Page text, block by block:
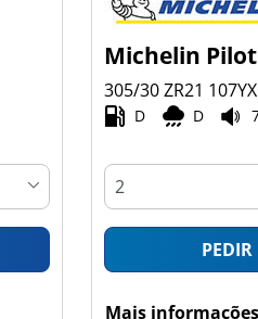
Michelin Pilot
305/30 ZR21 107Y
D D
Mais informações